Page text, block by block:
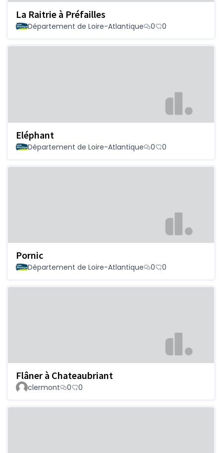
La Raitrie à Préfailles
Département de Loire-Atlantique 0 0
Eléphant
Département de Loire-Atlantique 0 0
Pornic
Département de Loire-Atlantique 0 0
Flâner à Chateaubriant
clermont 0 0